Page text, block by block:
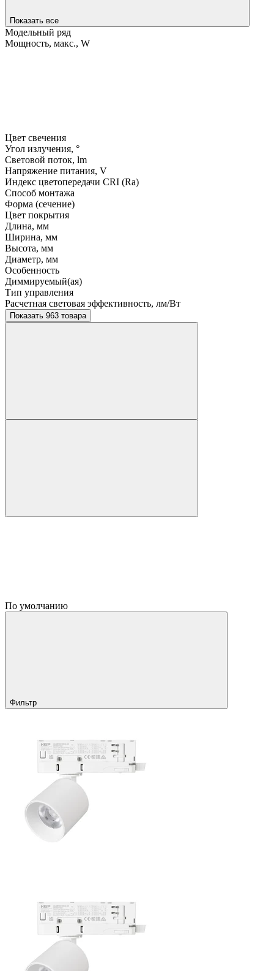
Показать все
Модельный ряд
Мощность, макс., W
Цвет свечения
Угол излучения, °
Световой поток, lm
Напряжение питания, V
Индекс цветопередачи CRI (Ra)
Способ монтажа
Форма (сечение)
Цвет покрытия
Длина, мм
Ширина, мм
Высота, мм
Диаметр, мм
Особенность
Диммируемый(ая)
Тип управления
Расчетная световая эффективность, лм/Вт
Показать 963 товара
По умолчанию
Фильтр